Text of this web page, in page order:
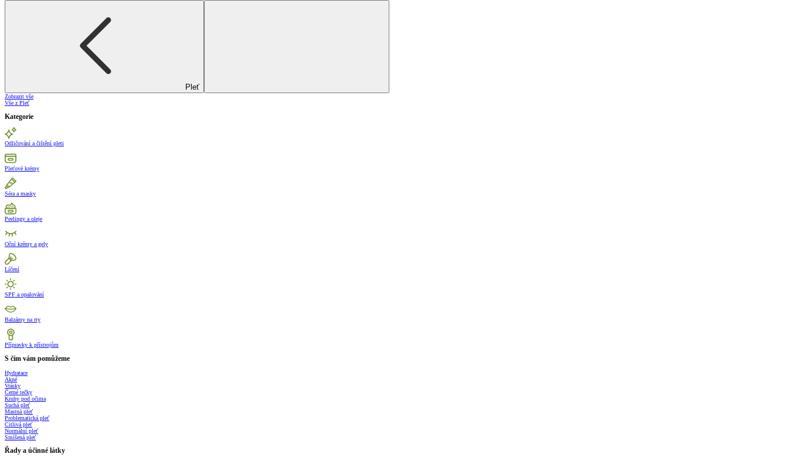
Pleť
Zobrazit vše
Vše z Pleť
Kategorie
Odličování a čištění pleti
Pleťové krémy
Séra a masky
Peelingy a oleje
Oční krémy a gely
Líčení
SPF a opalování
Balzámy na rty
Přípravky k přístrojům
S čím vám pomůžeme
Hydratace
Akné
Vrásky
Černé tečky
Kruhy pod očima
Suchá pleť
Mastná pleť
Problematická pleť
Citlivá pleť
Normální pleť
Smíšená pleť
Řady a účinné látky